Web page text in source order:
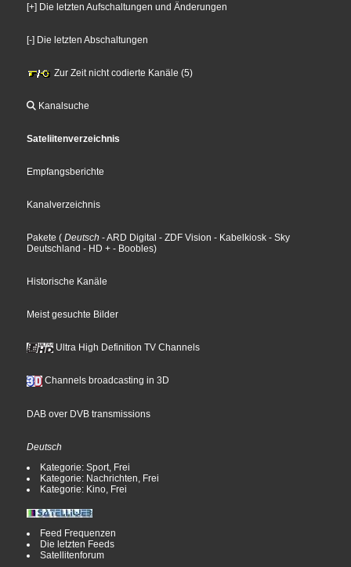
[+] Die letzten Aufschaltungen und Änderungen
[-] Die letzten Abschaltungen
Zur Zeit nicht codierte Kanäle (5)
Kanalsuche
Sateliitenverzeichnis
Empfangsberichte
Kanalverzeichnis
Pakete ( Deutsch - ARD Digital - ZDF Vision - Kabelkiosk - Sky
Deutschland - HD + - Boobles)
Historische Kanäle
Meist gesuchte Bilder
Ultra High Definition TV Channels
Channels broadcasting in 3D
DAB over DVB transmissions
Deutsch
Kategorie: Sport, Frei
Kategorie: Nachrichten, Frei
Kategorie: Kino, Frei
Feed Frequenzen
Die letzten Feeds
Satellitenforum